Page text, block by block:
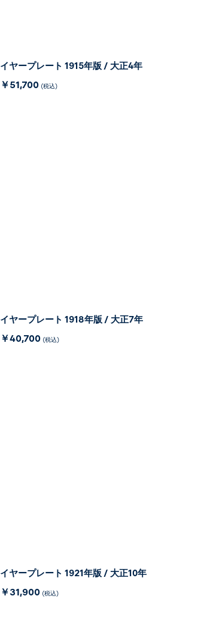
イヤープレート 1915年版 / 大正4年
￥51,700 (税込)
イヤープレート 1918年版 / 大正7年
￥40,700 (税込)
イヤープレート 1921年版 / 大正10年
￥31,900 (税込)